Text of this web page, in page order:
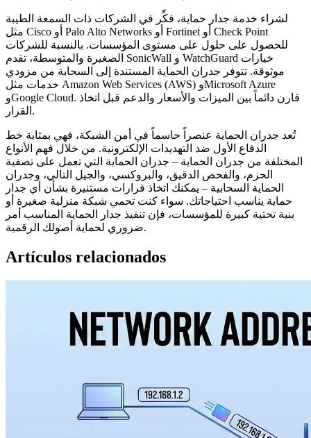
لشراء خدمة جدار حماية، فكِّر في الشركات ذات السمعة الطيبة
مثل Cisco أو Palo Alto Networks أو Fortinet أو Check Point
للحصول على حلول على مستوى المؤسسات. بالنسبة للشركات
الصغيرة والمتوسطة، تقدم SonicWall و WatchGuard خيارات
موثوقة. تتوفر جدران الحماية المستندة إلى السحابة من مزودي
خدمات مثل Amazon Web Services (AWS) وMicrosoft Azure
وGoogle Cloud. قارن دائماً بين الميزات والأسعار والدعم قبل اتخاذ
القرار.
تُعد جدران الحماية عنصراً حاسماً في أمن الشبكة، فهي بمثابة خط
الدفاع الأول ضد التهديدات الإلكترونية. من خلال فهم الأنواع
المختلفة من جدران الحماية – جدران الحماية التي تعمل على تصفية
الحزم، والفحص الدقيق، والبروكسي، والجيل التالي، وجدران
الحماية السحابية – يمكنك اتخاذ قرارات مستنيرة بشأن أي جدار
حماية يناسب احتياجاتك. سواء كنت تحمي شبكة منزلية صغيرة أو
بنية تحتية كبيرة للمؤسسات، فإن تنفيذ جدار الحماية المناسب أمر
ضروري لحماية أصولك الرقمية.
Artículos relacionados